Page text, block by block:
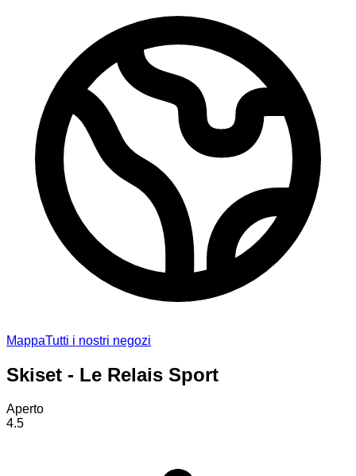
MappaTutti i nostri negozi
Skiset - Le Relais Sport
Aperto
4.5